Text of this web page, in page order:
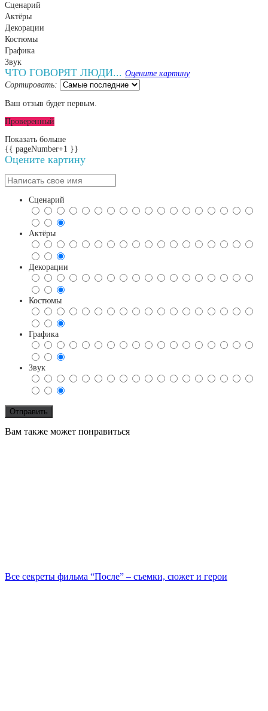
Сценарий
Актёры
Декорации
Костюмы
Графика
Звук
ЧТО ГОВОРЯТ ЛЮДИ... Оцените картину
Сортировать:
Ваш отзыв будет первым.
Проверенный
Показать больше
{{ pageNumber+1 }}
Оцените картину
Сценарий
Актёры
Декорации
Костюмы
Графика
Звук
Вам также может понравиться
Все секреты фильма “После” – съемки, сюжет и герои